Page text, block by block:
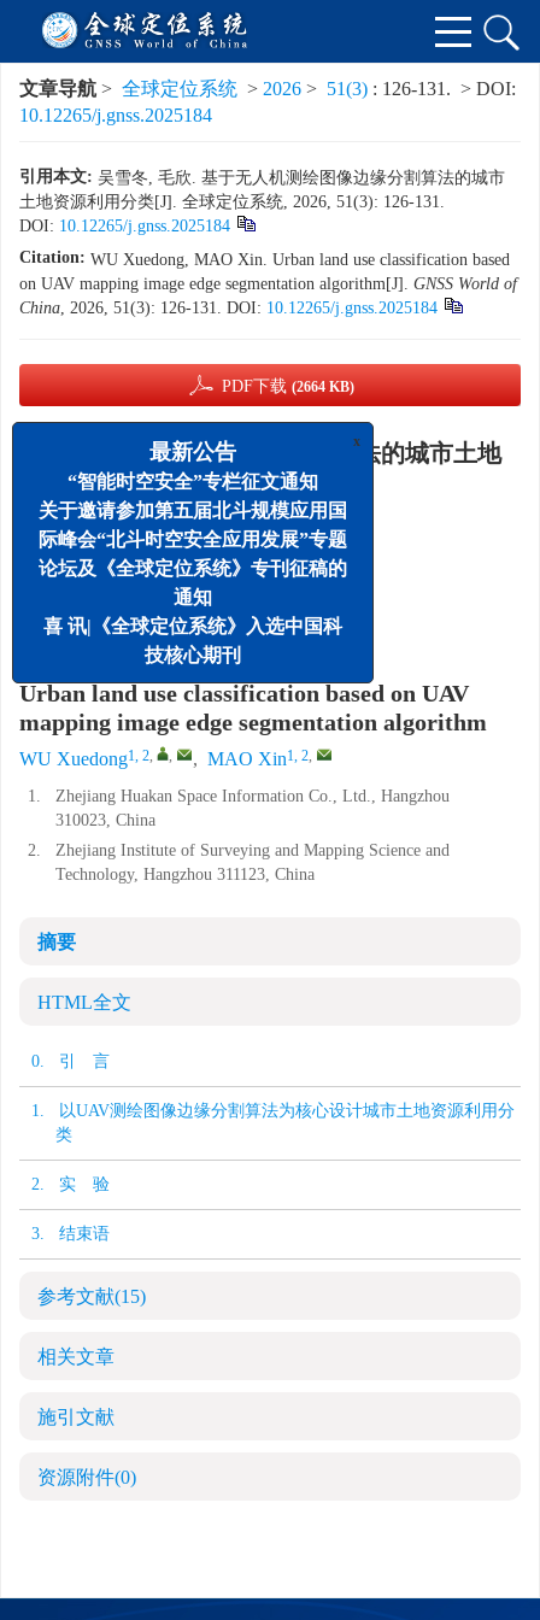
文章导航 > 全球定位系统 > 2026 > 51(3) : 126-131. > DOI:
10.12265/j.gnss.2025184
引用本文: 吴雪冬, 毛欣. 基于无人机测绘图像边缘分割算法的城市
土地资源利用分类[J]. 全球定位系统, 2026, 51(3): 126-131.
DOI: 10.12265/j.gnss.2025184
Citation: WU Xuedong, MAO Xin. Urban land use classification based
on UAV mapping image edge segmentation algorithm[J]. GNSS World of
China, 2026, 51(3): 126-131. DOI: 10.12265/j.gnss.2025184
PDF下载 (2664 KB)
基于无人机测绘图像边缘分割算法的城市土地
资源利用分类
吴雪冬 1, 2, , , 毛欣1, 2,
1.
浙江华勘空间信息有限公司, 杭州 310023
浙江省测绘科学技术研究院, 杭州 311121
详细信息
Urban land use classification based on UAV
mapping image edge segmentation algorithm
WU Xuedong1, 2, , , MAO Xin1, 2,
1.
Zhejiang Huakan Space Information Co., Ltd., Hangzhou
310023, China
2.
Zhejiang Institute of Surveying and Mapping Science and
Technology, Hangzhou 311123, China
摘要
HTML全文
0. 引 言
1. 以UAV测绘图像边缘分割算法为核心设计城市土地资源利用分
类
2. 实 验
3. 结束语
参考文献(15)
相关文章
施引文献
资源附件(0)
x
最新公告
“智能时空安全”专栏征文通知
关于邀请参加第五届北斗规模应用国
际峰会“北斗时空安全应用发展”专题
论坛及《全球定位系统》专刊征稿的
通知
喜 讯|《全球定位系统》入选中国科
技核心期刊